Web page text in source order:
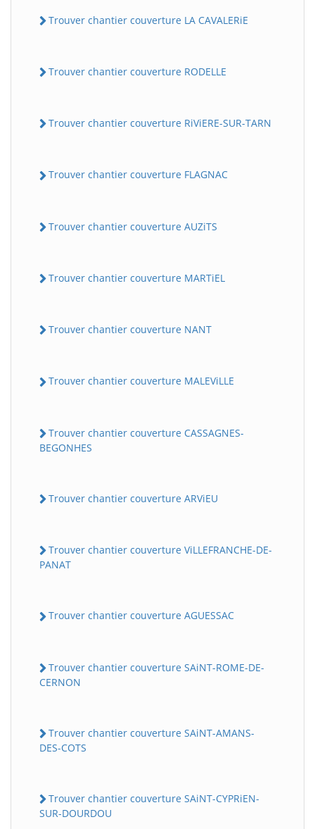
Trouver chantier couverture LA CAVALERiE
Trouver chantier couverture RODELLE
Trouver chantier couverture RiViERE-SUR-TARN
Trouver chantier couverture FLAGNAC
Trouver chantier couverture AUZiTS
Trouver chantier couverture MARTiEL
Trouver chantier couverture NANT
Trouver chantier couverture MALEViLLE
Trouver chantier couverture CASSAGNES-
BEGONHES
Trouver chantier couverture ARViEU
Trouver chantier couverture ViLLEFRANCHE-DE-
PANAT
Trouver chantier couverture AGUESSAC
Trouver chantier couverture SAiNT-ROME-DE-
CERNON
Trouver chantier couverture SAiNT-AMANS-
DES-COTS
Trouver chantier couverture SAiNT-CYPRiEN-
SUR-DOURDOU